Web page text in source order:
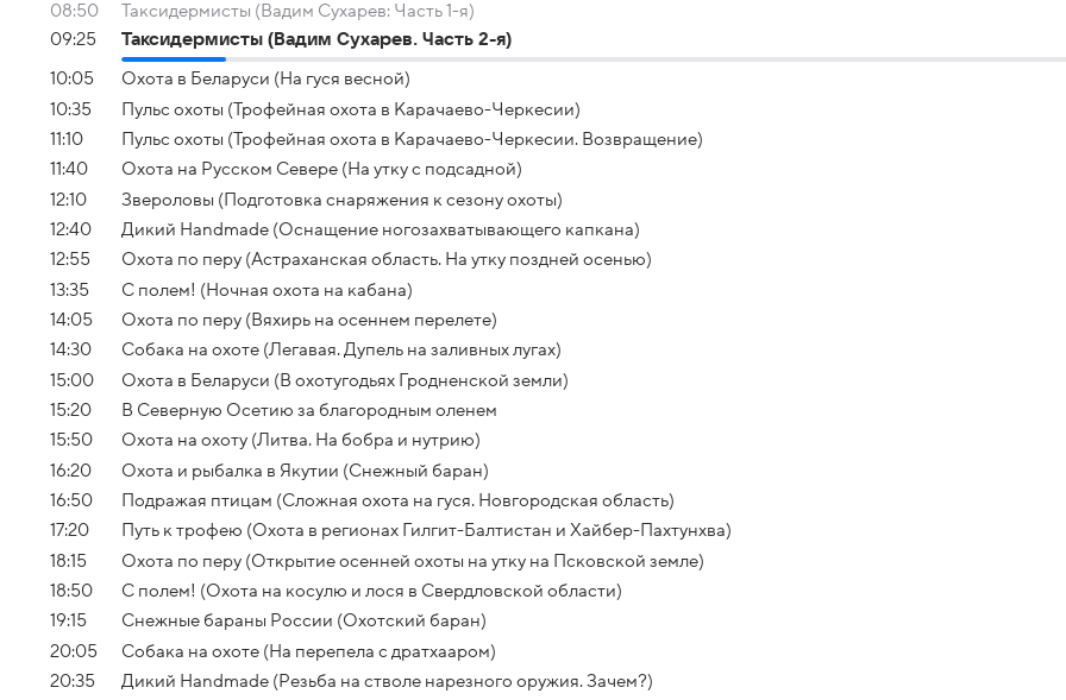
08:50
Таксидермисты (Вадим Сухарев: Часть 1-я)
09:25
Таксидермисты (Вадим Сухарев. Часть 2-я)
10:05
Охота в Беларуси (На гуся весной)
10:35
Пульс охоты (Трофейная охота в Карачаево-Черкесии)
11:10
Пульс охоты (Трофейная охота в Карачаево-Черкесии. Возвращение)
11:40
Охота на Русском Севере (На утку с подсадной)
12:10
Звероловы (Подготовка снаряжения к сезону охоты)
12:40
Дикий Handmade (Оснащение ногозахватывающего капкана)
12:55
Охота по перу (Астраханская область. На утку поздней осенью)
13:35
С полем! (Ночная охота на кабана)
14:05
Охота по перу (Вяхирь на осеннем перелете)
14:30
Собака на охоте (Легавая. Дупель на заливных лугах)
15:00
Охота в Беларуси (В охотугодьях Гродненской земли)
15:20
В Северную Осетию за благородным оленем
15:50
Охота на охоту (Литва. На бобра и нутрию)
16:20
Охота и рыбалка в Якутии (Снежный баран)
16:50
Подражая птицам (Сложная охота на гуся. Новгородская область)
17:20
Путь к трофею (Охота в регионах Гилгит-Балтистан и Хайбер-Пахтунхва)
18:15
Охота по перу (Открытие осенней охоты на утку на Псковской земле)
18:50
С полем! (Охота на косулю и лося в Свердловской области)
19:15
Снежные бараны России (Охотский баран)
20:05
Собака на охоте (На перепела с дратхааром)
20:35
Дикий Handmade (Резьба на стволе нарезного оружия. Зачем?)